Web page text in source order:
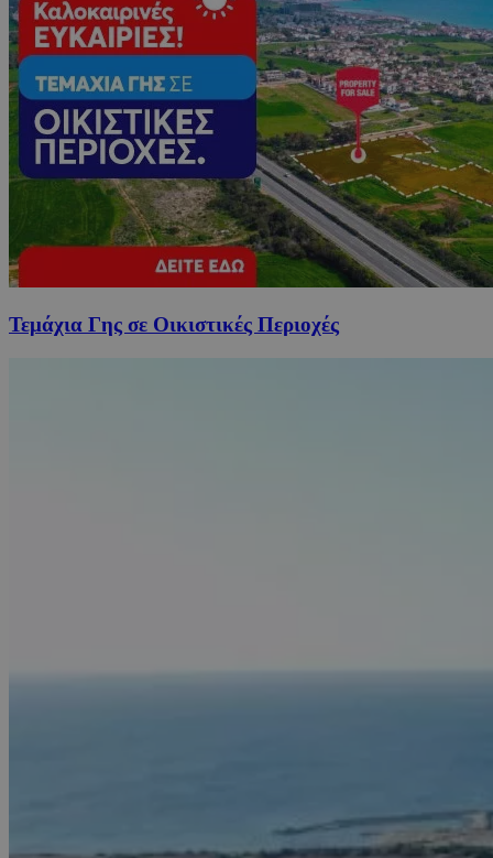
Τεμάχια Γης σε Οικιστικές Περιοχές